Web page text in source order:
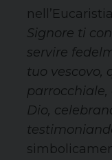
Signore ti
servire
tuo vescovo,
Dio,